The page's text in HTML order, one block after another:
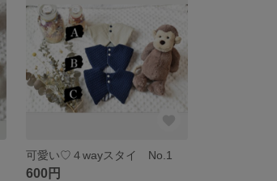
可愛い♡４wayスタイ No.1
600円